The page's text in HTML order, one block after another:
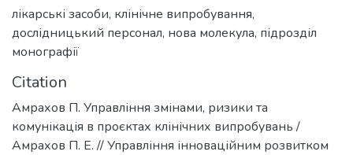
лікарські засоби, клінічне випробування,
дослідницький персонал, нова молекула, підрозділ
монографії
Citation
Амрахов П. Управління змінами, ризики та
комунікація в проєктах клінічних випробувань /
Амрахов П. Е. // Управління інноваційним розвитком